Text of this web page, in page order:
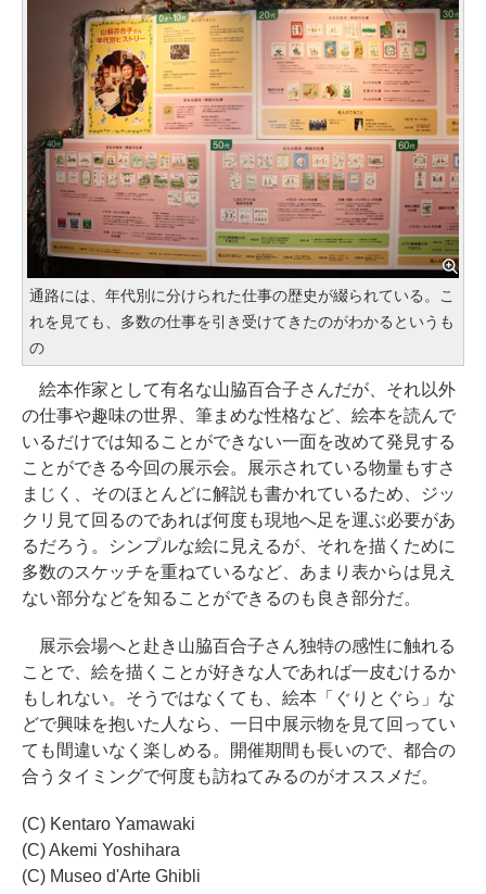
通路には、年代別に分けられた仕事の歴史が綴られている。こ
れを見ても、多数の仕事を引き受けてきたのがわかるというも
の
絵本作家として有名な山脇百合子さんだが、それ以外
の仕事や趣味の世界、筆まめな性格など、絵本を読んで
いるだけでは知ることができない一面を改めて発見する
ことができる今回の展示会。展示されている物量もすさ
まじく、そのほとんどに解説も書かれているため、ジッ
クリ見て回るのであれば何度も現地へ足を運ぶ必要があ
るだろう。シンプルな絵に見えるが、それを描くために
多数のスケッチを重ねているなど、あまり表からは見え
ない部分などを知ることができるのも良き部分だ。
展示会場へと赴き山脇百合子さん独特の感性に触れる
ことで、絵を描くことが好きな人であれば一皮むけるか
もしれない。そうではなくても、絵本「ぐりとぐら」な
どで興味を抱いた人なら、一日中展示物を見て回ってい
ても間違いなく楽しめる。開催期間も長いので、都合の
合うタイミングで何度も訪ねてみるのがオススメだ。
(C) Kentaro Yamawaki
(C) Akemi Yoshihara
(C) Museo d'Arte Ghibli